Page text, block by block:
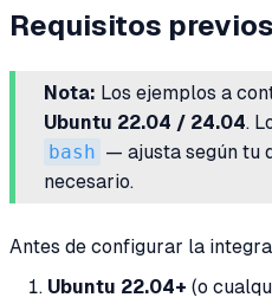
Requisitos previos
Nota: Los ejemplos a
Ubuntu 22.04 / 24.04.
bash — ajusta según tu
necesario.
Antes de configurar la
Ubuntu 22.04+ (o